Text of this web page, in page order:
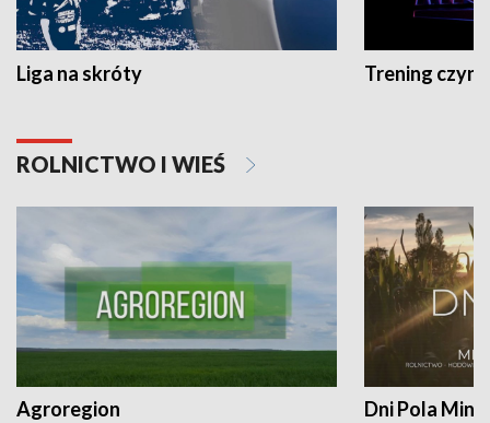
Liga na skróty Trening czyni
ROLNICTWO I WIEŚ
Agroregion Dni Pola